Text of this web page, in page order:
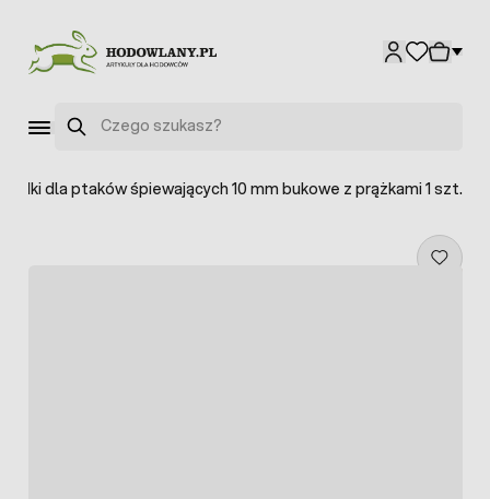
Szukaj
dla ptaków śpiewających 10 mm bukowe z prążkami 1 szt.